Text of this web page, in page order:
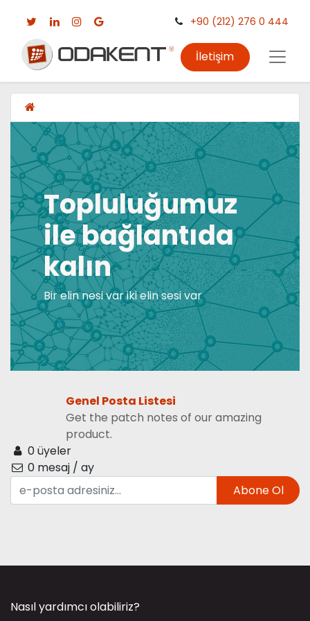
+90 (212) 276 0 444
İletişim
Topluluğumuz
ile bağlantıda
kalın
Bir elin nesi var iki elin sesi var
Genel Posta Listesi
Get the patch notes of our amazing
product.
0 üyeler
0 mesaj / ay
Abone Ol
Nasıl yardımcı olabiliriz?